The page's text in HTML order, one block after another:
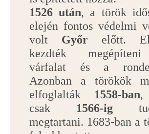
1526 után, a török
elején fontos védelmi
volt Győr előtt.
kezdték
várfalat és a
Azonban a törökök
elfoglalták 1558-ban,
csak 1566-ig
megtartani. 1683-ban a